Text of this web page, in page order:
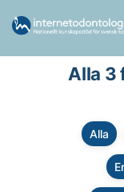
Alla 3
Alla